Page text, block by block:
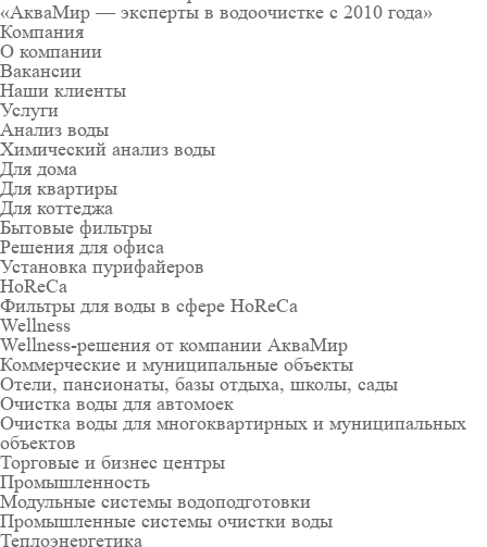
«АкваМир — эксперты в водоочистке с 2010 года»
Компания
О компании
Вакансии
Наши клиенты
Услуги
Анализ воды
Химический анализ воды
Для дома
Для квартиры
Для коттеджа
Бытовые фильтры
Решения для офиса
Установка пурифайеров
HoReCa
Фильтры для воды в сфере HoReCa
Wellness
Wellness-решения от компании АкваМир
Коммерческие и муниципальные объекты
Отели, пансионаты, базы отдыха, школы, сады
Очистка воды для автомоек
Очистка воды для многоквартирных и муниципальных
объектов
Торговые и бизнес центры
Промышленность
Модульные системы водоподготовки
Промышленные системы очистки воды
Теплоэнергетика